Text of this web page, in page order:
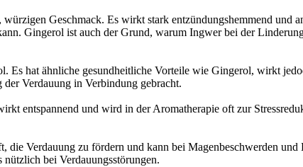
Geschmack. Es wirkt stark entzündungshemmend und
Gingerol ist auch der Grund, warum Ingwer bei der
hat ähnliche gesundheitliche Vorteile wie Gingerol, wirkt
Verdauung in Verbindung gebracht.
entspannend und wird in der Aromatherapie oft zur
Verdauung zu fördern und kann bei Magenbeschwerden
nützlich bei Verdauungsstörungen.